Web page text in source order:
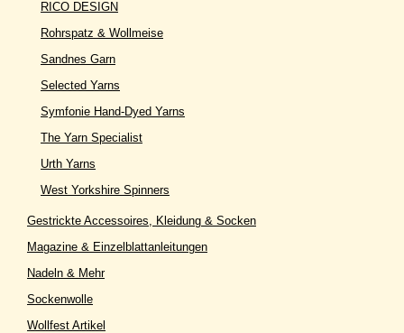
RICO DESIGN
Rohrspatz & Wollmeise
Sandnes Garn
Selected Yarns
Symfonie Hand-Dyed Yarns
The Yarn Specialist
Urth Yarns
West Yorkshire Spinners
Gestrickte Accessoires, Kleidung & Socken
Magazine & Einzelblattanleitungen
Nadeln & Mehr
Sockenwolle
Wollfest Artikel